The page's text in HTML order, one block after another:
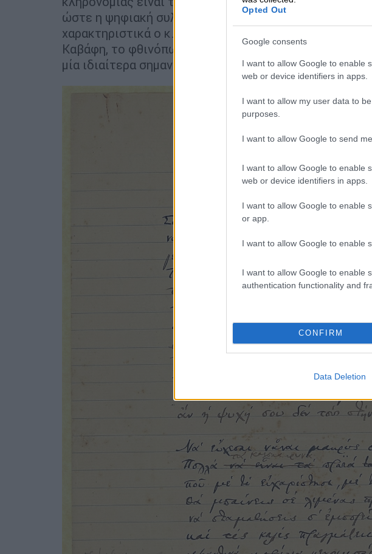
Opted Out
Google consents
I want to allow Google to enable
web or device identifiers in apps.
I want to allow my user data to
purposes.
I want to allow Google to send
I want to allow Google to enable
web or device identifiers in apps.
I want to allow Google to enable
or app.
I want to allow Google to enable
I want to allow Google to enable
authentication functionality and
CONFIRM
Data Deletion
ώστε η ψηφιακή συλλογή Καβάφη να είναι προσιτή σε
χαρακτηριστικά ο κ. Παπαδημητρίου, ενώ
Καβάφη, το φθινόπωρο, σε κτίριο στο κέντρο της
μία ιδιαίτερα σημαντική εξέλιξη.